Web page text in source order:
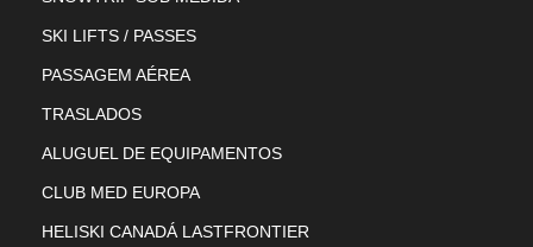
SKI LIFTS / PASSES
PASSAGEM AÉREA
TRASLADOS
ALUGUEL DE EQUIPAMENTOS
CLUB MED EUROPA
HELISKI CANADÁ LASTFRONTIER